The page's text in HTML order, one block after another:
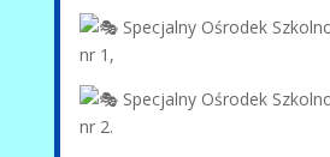
Specjalny Ośrodek
nr 1,
Specjalny Ośrodek
nr 2.